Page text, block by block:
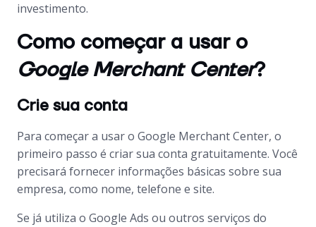
investimento.
Como começar a usar o
Google Merchant Center?
Crie sua conta
Para começar a usar o Google Merchant Center, o
primeiro passo é criar sua conta gratuitamente. Você
precisará fornecer informações básicas sobre sua
empresa, como nome, telefone e site.
Se já utiliza o Google Ads ou outros serviços do